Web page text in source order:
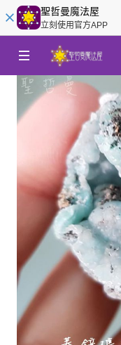
聖哲曼魔法屋
立刻使用官方APP